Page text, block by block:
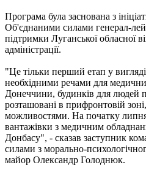
Програма була заснована з
Об'єднаними силами генерал-
підтримки Луганської обласної
адміністрації.
"Це тільки перший етап у
необхідними речами для
Донеччини, будинків для людей
розташовані в прифронтовій
можливостями. На початку липня
вантажівки з медичним
Донбасу", - сказав заступник
силами з морально-
майор Олександр Голоднюк.